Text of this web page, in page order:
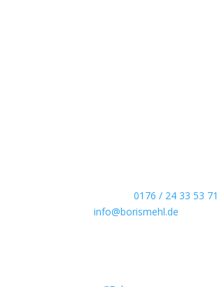
Telefon:0176 / 24 33 53 71
info@borismehl.de